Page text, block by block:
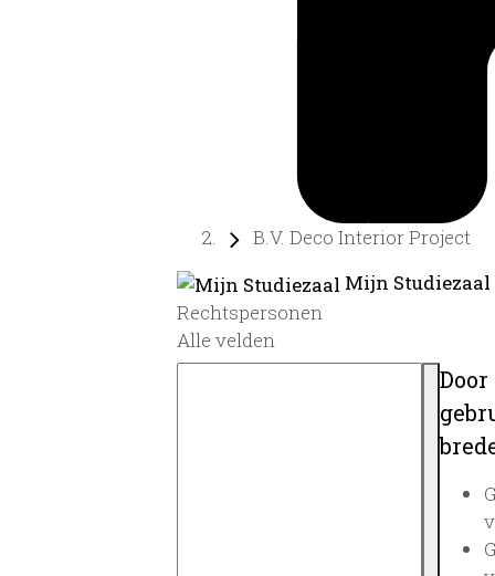
B.V. Deco Interior Project
Mijn
Rechtspersonen
Alle velden